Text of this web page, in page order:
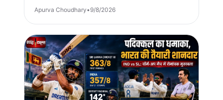
Apurva Choudhary•9/8/2026